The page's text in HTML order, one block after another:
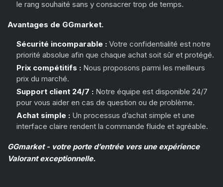
Ascendant 1
Ascendant 3
Immortal 1
Immortal 2
Ascendant 2
Immortal 1
Immortal 2
Immortal 3
le rang souhaité sans y consacrer trop de temps.
Avantages de GGmarket.
Sécurité incomparable : Votre confidentialité est notre
priorité absolue afin que chaque achat soit sûr et protégé.
Prix compétitifs : Nous proposons parmi les meilleurs
prix du marché.
Support client 24/7 : Notre équipe est disponible 24/7
pour vous aider en cas de question ou de problème.
Achat simple : Un processus d’achat simple et une
interface claire rendent la commande fluide et agréable.
GGmarket - votre porte d’entrée vers une expérience
Valorant exceptionnelle.